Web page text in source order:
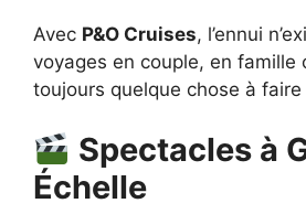
Avec P&O Cruises, l’ennui
voyages en couple, en famille
toujours quelque chose à
Spectacles à
Échelle